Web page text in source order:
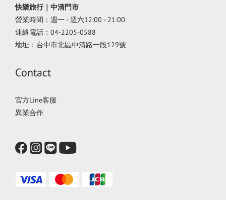
快樂旅行｜中清門市
營業時間：週一 - 週六12:00 - 21:00
連絡電話：04-2205-0588
地址：台中市北區中清路一段129號
Contact
官方Line客服
異業合作